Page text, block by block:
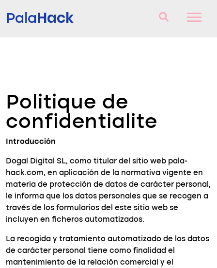
PalaHack
Comparateur
Blog
Politique de
confidentialite
Introducción
Dogal Digital SL, como titular del sitio web pala-
hack.com, en aplicación de la normativa vigente en
materia de protección de datos de carácter personal,
le informa que los datos personales que se recogen a
través de los formularios del este sitio web se
incluyen en ficheros automatizados.
La recogida y tratamiento automatizado de los datos
de carácter personal tiene como finalidad el
mantenimiento de la relación comercial y el